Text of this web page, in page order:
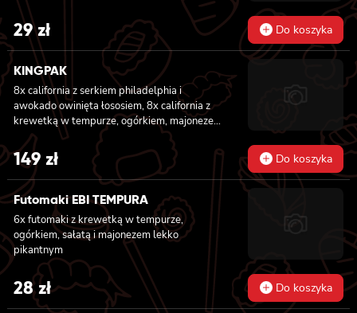
29zł Do koszyka
KINGPAK
8x california z serkiem philadelphia i
awokado owinięta łososiem, 8x california z
krewetką w tempurze, ogórkiem, majonezem
lekko pikantnym, sezam i masago owinięta
łososiem, 8x california z łososiem, serkiem
philadelphia, ogórkiem, majonezem lekko
pikantnym i sezamem owinięta krewetką, 8x
california z krewetką w tempurze, ogórkiem,
majonezem lekko pikantnym, sosem teriyaki i
sezamem owinięta węgorzem i awokado
149 zł Do koszyka
Futomaki EBI TEMPURA
6x futomaki z krewetką w tempurze,
ogórkiem, sałatą i majonezem lekko
pikantnym
28zł Do koszyka